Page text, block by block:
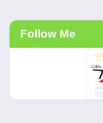
Follow Me